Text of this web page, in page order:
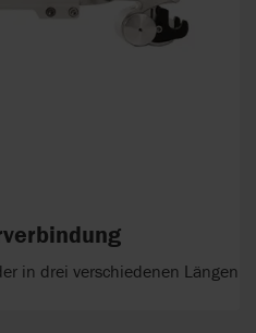
in drei verschiedenen Längen